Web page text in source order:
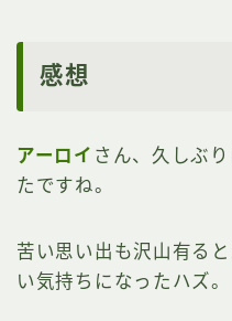
感想
アーロイ さん、久しぶ
たですね。
苦い思い出も沢山有る
い気持ちになったハズ。